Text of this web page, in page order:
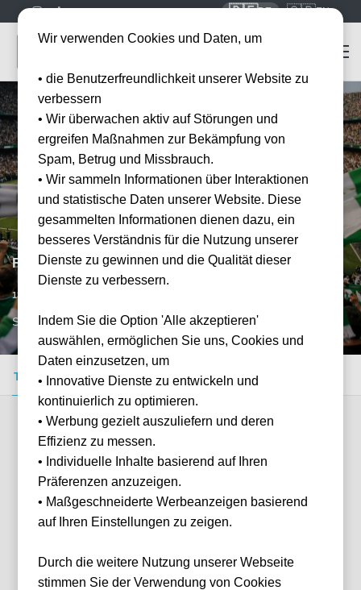
🇩🇪DE 🇬🇧EN
Real Betis Sevilla vs Racing Santander
13.12.2026
SVQ, ESP
Tickets kaufen Event-Info FAQ
Verfügbare Kategorien (2)
Wir verwenden Cookies und Daten, um
• die Benutzerfreundlichkeit unserer Website zu
verbessern
• Wir überwachen aktiv auf Störungen und
ergreifen Maßnahmen zur Bekämpfung von
Spam, Betrug und Missbrauch.
• Wir sammeln Informationen über Interaktionen
und statistische Daten unserer Website. Diese
gesammelten Informationen dienen dazu, ein
besseres Verständnis für die Nutzung unserer
Dienste zu gewinnen und die Qualität dieser
Dienste zu verbessern.
Indem Sie die Option 'Alle akzeptieren'
auswählen, ermöglichen Sie uns, Cookies und
Daten einzusetzen, um
• Innovative Dienste zu entwickeln und
kontinuierlich zu optimieren.
• Werbung gezielt auszuliefern und deren
Effizienz zu messen.
• Individuelle Inhalte basierend auf Ihren
Präferenzen anzuzeigen.
• Maßgeschneiderte Werbeanzeigen basierend
auf Ihren Einstellungen zu zeigen.
Durch die weitere Nutzung unserer Webseite
stimmen Sie der Verwendung von Cookies